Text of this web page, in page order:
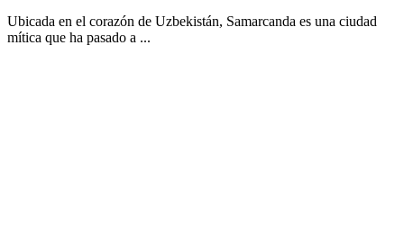
Ubicada en el corazón de Uzbekistán, Samarcanda es una ciudad
mítica que ha pasado a ...